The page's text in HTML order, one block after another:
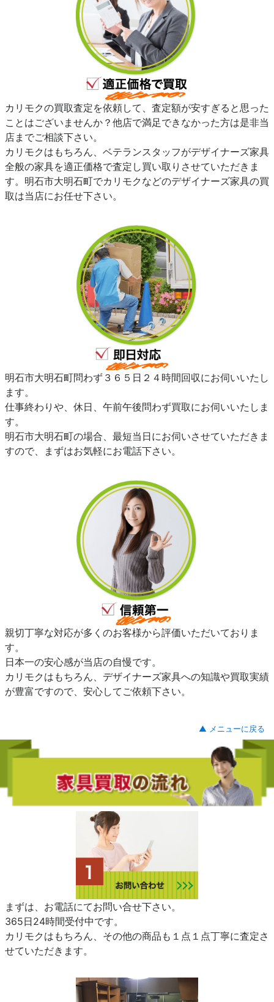
カリモクの買取査定を依頼して、査定額が安すぎると思った
ことはございませんか？他店で満足できなかった方は是非当
店までご相談下さい。
カリモクはもちろん、ベテランスタッフがデザイナーズ家具
全般の家具を適正価格で査定し買い取りさせていただきま
す。明石市大明石町でカリモクなどのデザイナーズ家具の買
取は当店にお任せ下さい。
明石市大明石町問わず３６５日２４時間回収にお伺いいたし
ます。
仕事終わりや、休日、午前午後問わず買取にお伺いいたしま
す。
明石市大明石町の場合、最短当日にお伺いさせていただきま
すので、まずはお気軽にお電話下さい。
親切丁寧な対応が多くのお客様から評価いただいておりま
す。
日本一の安心感が当店の自慢です。
カリモクはもちろん、デザイナーズ家具への知識や買取実績
が豊富ですので、安心してご依頼下さい。
▲ メニューに戻る
まずは、お電話にてお問い合せ下さい。
365日24時間受付中です。
カリモクはもちろん、その他の商品も１点１点丁寧に査定さ
せていただきます。